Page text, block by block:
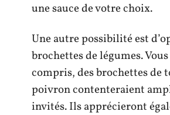
une sauce de votre choix.
Une autre possibilité est
brochettes de légumes.
compris, des brochettes de
poivron contenteraient
invités. Ils apprécieront